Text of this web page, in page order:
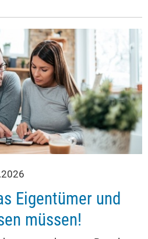
Eigentümer und
müssen!